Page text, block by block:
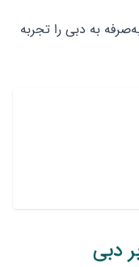
به دبی را تجربه
دبی